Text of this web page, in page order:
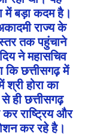
में बड़ा कदम है।
राज्य के
तक पहुंचाने
ने महासचिव
कि छत्तीसगढ़ में
होरा का
ही छत्तीसगढ़
राष्ट्रिय और
कर रहे है।